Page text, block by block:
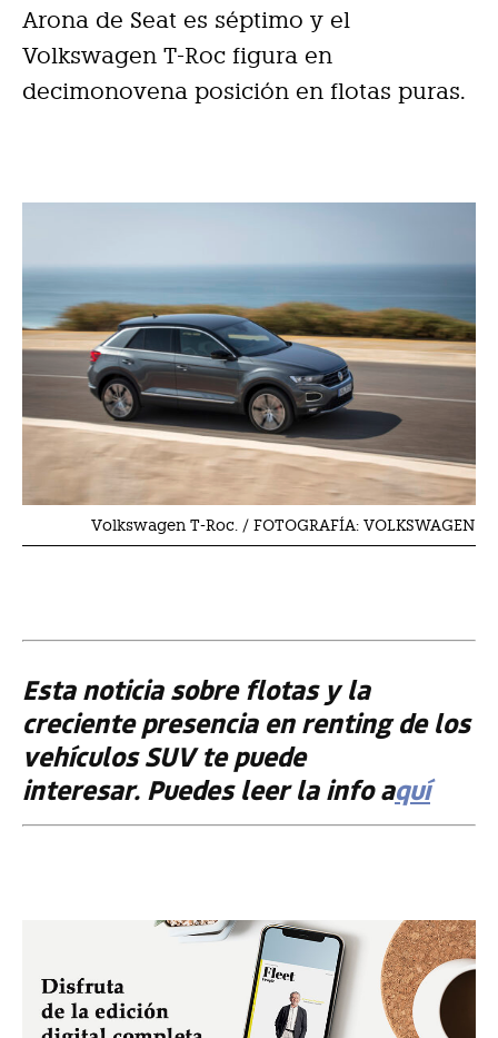
Arona de Seat es séptimo y el
Volkswagen T-Roc figura en
decimonovena posición en flotas puras.
Volkswagen T-Roc. / FOTOGRAFÍA: VOLKSWAGEN
Esta noticia sobre flotas y la
creciente presencia en renting de los
vehículos SUV te puede
interesar. Puedes leer la info aquí